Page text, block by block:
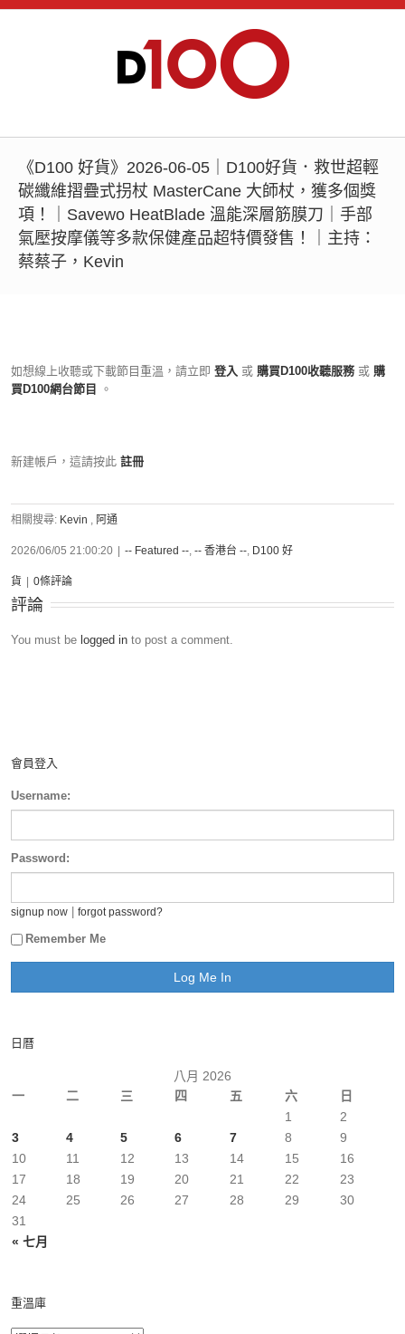
《D100 好貨》2026-06-05｜D100好貨．救世超輕
碳纖維摺疊式拐杖 MasterCane 大師杖，獲多個獎
項！｜Savewo HeatBlade 溫能深層筋膜刀｜手部
氣壓按摩儀等多款保健產品超特價發售！｜主持：
蔡蔡子，Kevin
如想線上收聽或下載節目重溫，請立即 登入 或 購買D100收聽服務 或 購
買D100網台節目
。
新建帳戶，這請按此 註冊
相關搜尋: Kevin , 阿通
2026/06/05 21:00:20 -- Featured --, -- 香港台 --, D100 好
貨 0條評論
評論
You must be logged in to post a comment.
會員登入
Username:
Password:
signup now forgot password?
Remember Me
日曆
八月 2026
一
二 三 四 五 六 日
« 七月
1
2
3
4 5 6 7 8
9
10
11 12 13 14 15
16
17
18 19 20 21 22
23
24
25 26 27 28 29
30
31
重溫庫